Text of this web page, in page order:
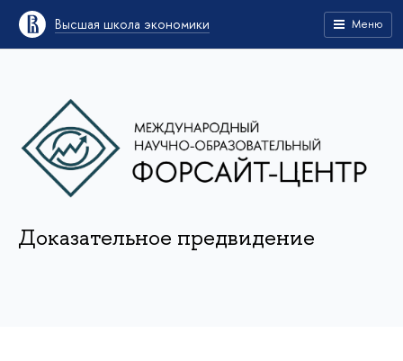
Высшая школа экономики Меню
Доказательное предвидение